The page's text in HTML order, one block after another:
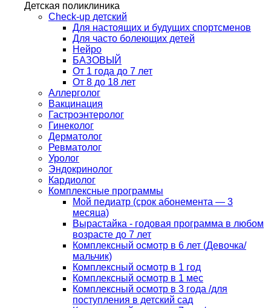
Детская поликлиника
Check-up детский
Для настоящих и будущих спортсменов
Для часто болеющих детей
Нейро
БАЗОВЫЙ
От 1 года до 7 лет
От 8 до 18 лет
Аллерголог
Вакцинация
Гастроэнтеролог
Гинеколог
Дерматолог
Ревматолог
Уролог
Эндокринолог
Кардиолог
Комплексные программы
Мой педиатр (срок абонемента — 3
месяца)
Вырастайка - годовая программа в любом
возрасте до 7 лет
Комплексный осмотр в 6 лет (Девочка/
мальчик)
Комплексный осмотр в 1 год
Комплексный осмотр в 1 мес
Комплексный осмотр в 3 года /для
поступления в детский сад